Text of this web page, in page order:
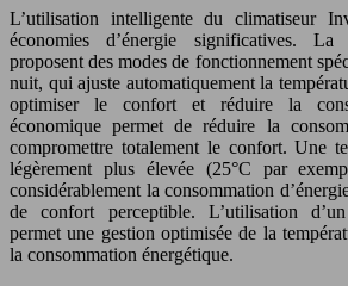
L’utilisation intelligente du climatiseur
économies d’énergie significatives.
proposent des modes de fonctionnement
nuit, qui ajuste automatiquement la
optimiser le confort et réduire la
économique permet de réduire la
compromettre totalement le confort. Une
légèrement plus élevée (25°C par
considérablement la consommation
de confort perceptible. L’utilisation
permet une gestion optimisée de la
la consommation énergétique.